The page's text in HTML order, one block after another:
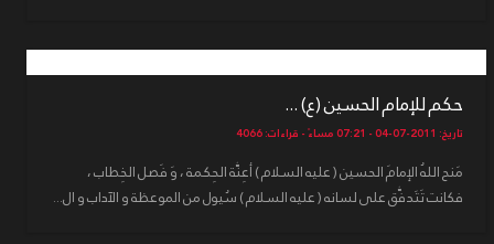
حكم للإمام الحسين (ع) ...
تاريخ: 2011-07-04 - 07:21 مساءً - قراءات: 4066
مَنح اللهُ الإمامَ الحسين ( عليه السلام ) أعِنَّة الحِكمة ، وَ فَصل الخِطاب ،
فكانت تَتَدفَّق على لسانه ( عليه السلام ) سُيول من الموعظة و الآداب و ال...